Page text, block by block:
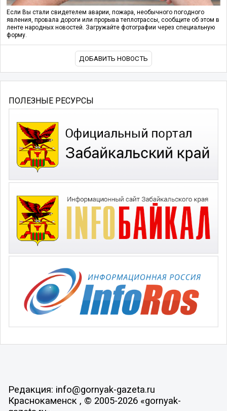
Если Вы стали свидетелем аварии, пожара, необычного погодного
явления, провала дороги или прорыва теплотрассы, сообщите об этом в
ленте народных новостей. Загружайте фотографии через специальную
форму.
ДОБАВИТЬ НОВОСТЬ
ПОЛЕЗНЫЕ РЕСУРСЫ
Редакция: info@gornyak-gazeta.ru
Краснокаменск , © 2005-2026 «gornyak-